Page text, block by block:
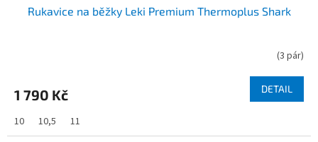
Rukavice na běžky Leki Premium Thermoplus Shark
(3 pár)
1 790 Kč DETAIL
10 10,5 11